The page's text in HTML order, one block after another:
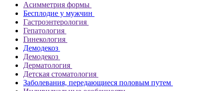
Асимметрия формы
Бесплодие у мужчин
Гастроэнтерология
Гепатология
Гинекология
Демодекоз
Демодекоз
Дерматология
Детская стоматология
Заболевания, передающиеся половым путем